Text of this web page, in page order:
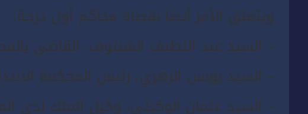
ويتعلق الأمر أيضا بقضاة محاكم أول درجة:
– السيد عبد اللطيف الشنتوف، القاضي
– السيد يونس الزهري، رئيس المحكمة
– السيد عثمان الوكيلي، وكيل الملك لدى